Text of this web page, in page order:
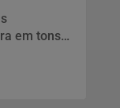
em tons